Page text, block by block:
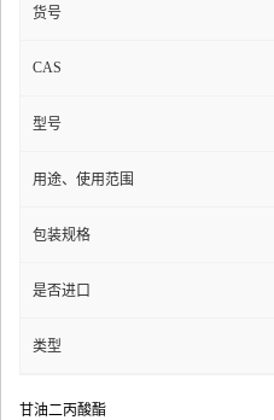
货号
CAS
型号
用途、使用范围
包装规格
是否进口
类型
甘油二丙酸酯